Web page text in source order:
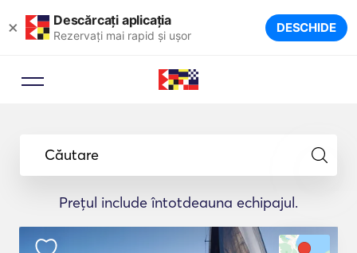
× Descărcați aplicația
Rezervați mai rapid și ușor DESCHIDE
Căutare
Prețul include întotdeauna echipajul.